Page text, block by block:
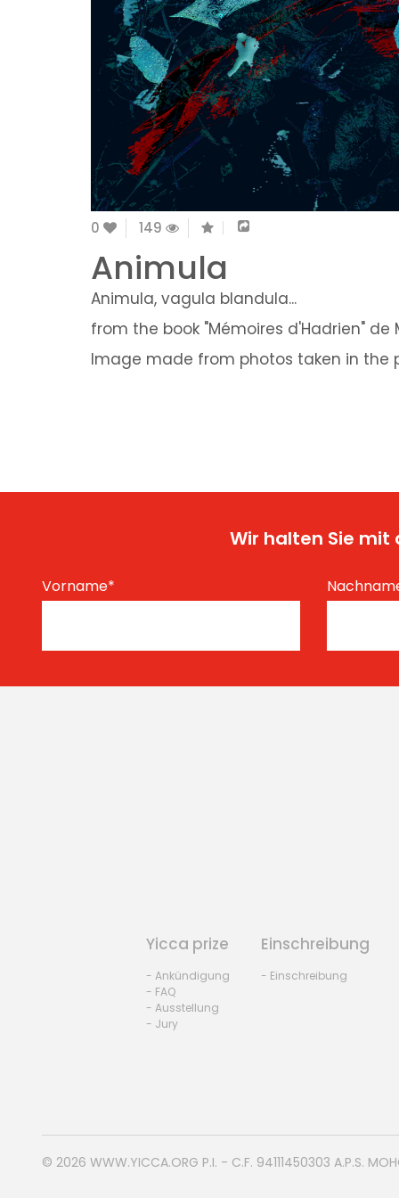
0 149
Animula
Animula, vagula blandula...
from the book "Mémoires d'Hadrien" de
Image made from photos taken in the
Wir halten Sie
Vorname*
Yicca prize
- Ankündigung
- FAQ
- Ausstellung
- Jury
Einschreibung
- Einschreibung
© 2026 WWW.YICCA.ORG P.I. - C.F. 94111450303 A.P.S.